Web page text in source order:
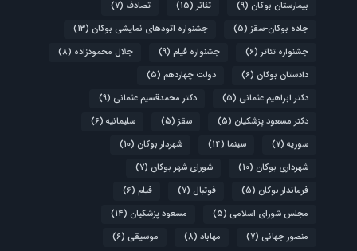
بیمارستان بوکان (9) تئاتر (15) تصادف (7)
جاده بوکان-سقز (5) جشنواره اتودهای نمایشی بوکان (13)
جشنواره تئاتر (6) جشنواره فیلم (9) جلال محمودزاده (8)
دادستان بوکان (6) دولت چهاردهم (5)
دکتر ابراهیم عثمانی (5) دکتر محمدقسیم عثمانی (9)
دکتر مسعود پزشکیان (5) سقز (5) سلیمانیه (6)
سوریه (7) سینما (14) شهردار بوکان (10)
شهرداری بوکان (10) شورای شهر بوکان (7)
فرماندار بوکان (5) فوتبال (7) فیلم (6)
مجلس شورای اسلامی (5) مسعود پزشکیان (14)
منصور جهانی (7) مهاباد (8) موسیقی (6)